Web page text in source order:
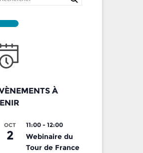
À
OCT
2
11:00 - 12:00
Webinaire du
Tour de France